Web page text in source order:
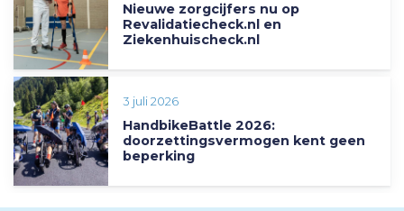
Nieuwe zorgcijfers nu op
Revalidatiecheck.nl en
Ziekenhuischeck.nl
3 juli 2026
HandbikeBattle 2026:
doorzettingsvermogen kent geen
beperking